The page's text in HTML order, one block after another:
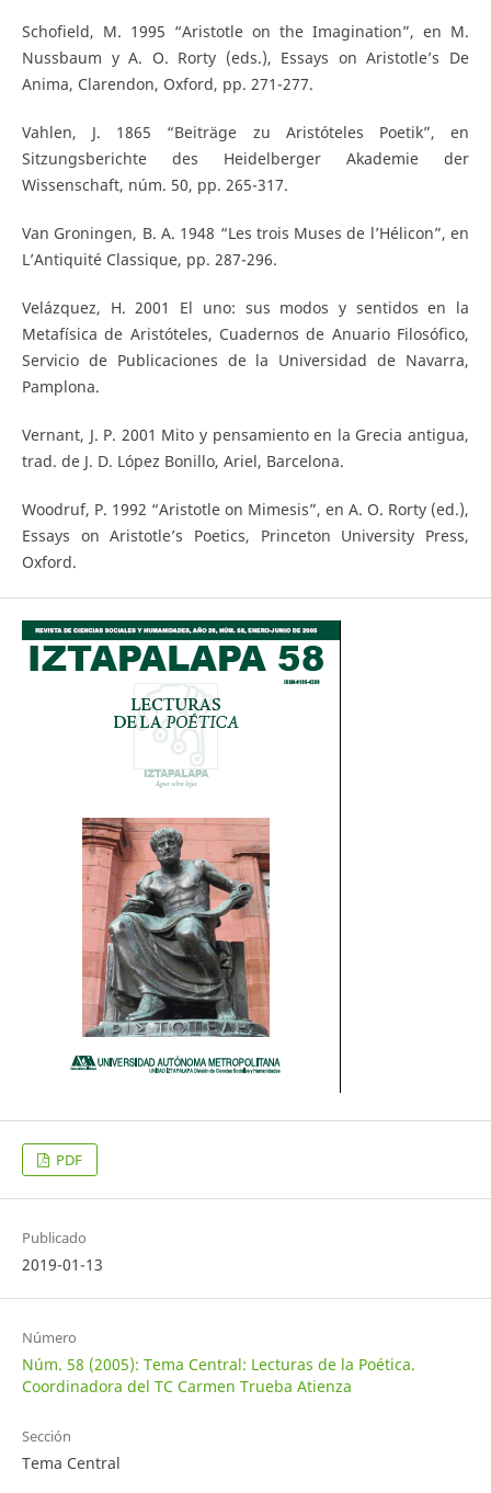
Schofield, M. 1995 “Aristotle on the Imagination”, en M.
Nussbaum y A. O. Rorty (eds.), Essays on Aristotle’s De
Anima, Clarendon, Oxford, pp. 271-277.
Vahlen, J. 1865 “Beiträge zu Aristóteles Poetik”, en
Sitzungsberichte des Heidelberger Akademie der
Wissenschaft, núm. 50, pp. 265-317.
Van Groningen, B. A. 1948 “Les trois Muses de l’Hélicon”, en
L’Antiquité Classique, pp. 287-296.
Velázquez, H. 2001 El uno: sus modos y sentidos en la
Metafísica de Aristóteles, Cuadernos de Anuario Filosófico,
Servicio de Publicaciones de la Universidad de Navarra,
Pamplona.
Vernant, J. P. 2001 Mito y pensamiento en la Grecia antigua,
trad. de J. D. López Bonillo, Ariel, Barcelona.
Woodruf, P. 1992 “Aristotle on Mimesis”, en A. O. Rorty (ed.),
Essays on Aristotle’s Poetics, Princeton University Press,
Oxford.
PDF
Publicado
2019-01-13
Número
Núm. 58 (2005): Tema Central: Lecturas de la Poética.
Coordinadora del TC Carmen Trueba Atienza
Sección
Tema Central